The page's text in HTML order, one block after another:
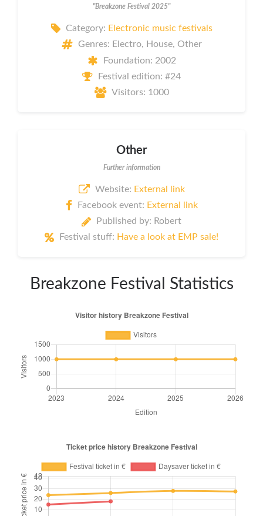
"Breakzone Festival 2025"
Category: Electronic music festivals
Genres: Electro, House, Other
Foundation: 2002
Festival edition: #24
Visitors: 1000
Other
Further information
Website: External link
Facebook event: External link
Published by: Robert
Festival stuff: Have a look at EMP sale!
Breakzone Festival Statistics